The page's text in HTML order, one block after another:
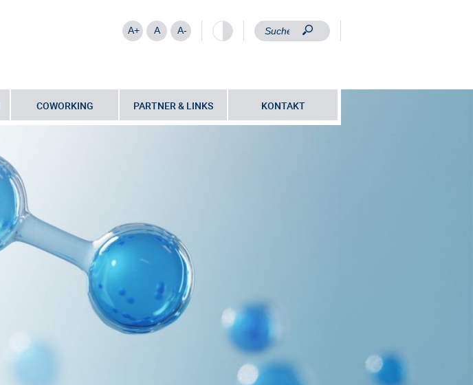
A+ A A-
COWORKING PARTNER & LINKS KONTAKT